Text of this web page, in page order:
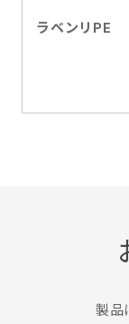
ラベンリPE
製品